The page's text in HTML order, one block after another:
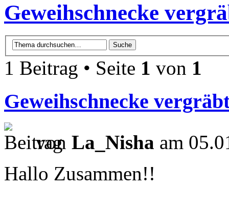
Geweihschnecke
1 Beitrag • Seite 1 von 1
Geweihschnecke
von La_Nisha am
Hallo Zusammen!!